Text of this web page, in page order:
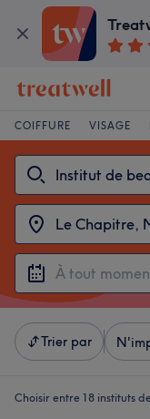
COIFFURE VISAGE
Trier par
Choisir entre 18 instituts